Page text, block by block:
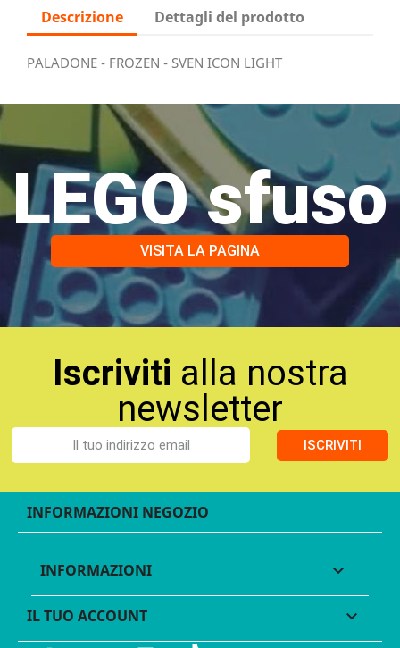
Descrizione Dettagli del prodotto
PALADONE - FROZEN - SVEN ICON LIGHT
LEGO sfuso
VISITA LA PAGINA
Iscriviti alla nostra
newsletter
ISCRIVITI
INFORMAZIONI NEGOZIO
INFORMAZIONI 
IL TUO ACCOUNT 